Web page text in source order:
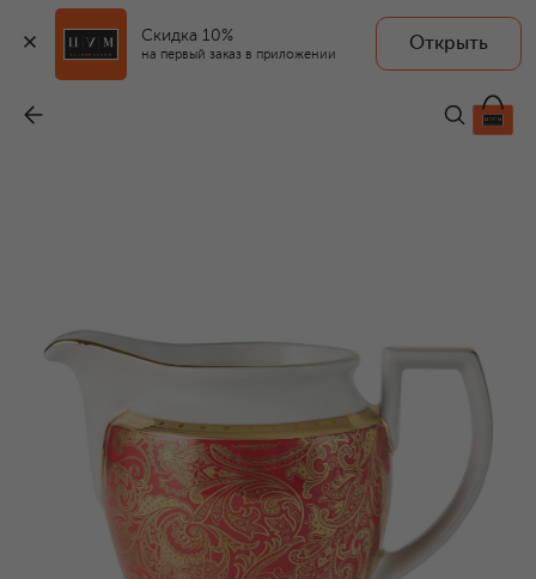
Скидка 10%
на первый заказ в приложении
Открыть
95 050 ₽